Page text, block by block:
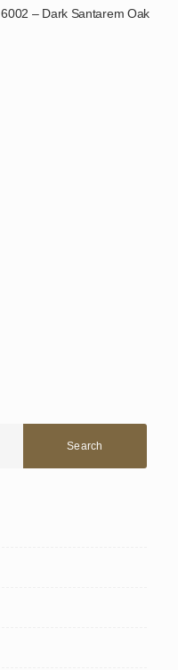
6002 – Dark Santarem Oak
Search